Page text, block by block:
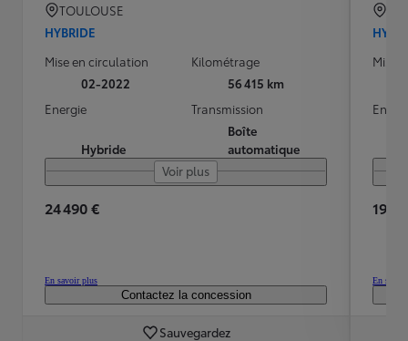
TOULOUSE
HYBRIDE
Mise en circulation
02-2022
Kilométrage
56 415 km
Energie
Hybride
Transmission
Boîte
automatique
Voir plus
24 490 €
En savoir plus
Contactez la concession
Sauvegardez
Mise
19
En